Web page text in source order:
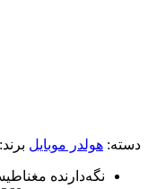
دسته: هولدر موبایل برند:
نگه‌دارنده